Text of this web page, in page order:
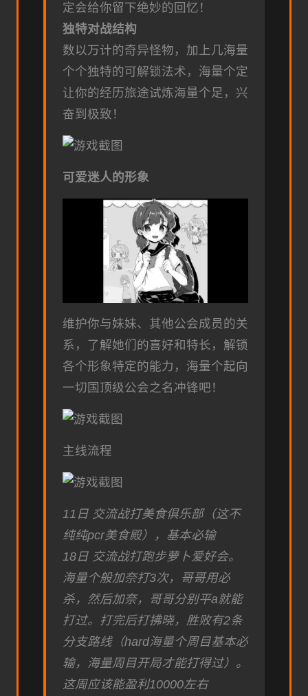
定会给你留下绝妙的回忆！
独特对战结构
数以万计的奇异怪物，加上几海量
个个独特的可解锁法术，海量个定
让你的经历旅途试炼海量个足，兴
奋到极致！
可爱迷人的形象
维护你与妹妹、其他公会成员的关
系，了解她们的喜好和特长，解锁
各个形象特定的能力，海量个起向
一切国顶级公会之名冲锋吧！
主线流程
11日 交流战打美食俱乐部（这不
纯纯pcr美食殿），基本必输
18日 交流战打跑步萝卜爱好会。
海量个般加奈打3次，哥哥用必
杀，然后加奈，哥哥分别平a就能
打过。打完后打拂晓，胜败有2条
分支路线（hard海量个周目基本必
输，海量周目开局才能打得过）。
这周应该能盈利10000左右